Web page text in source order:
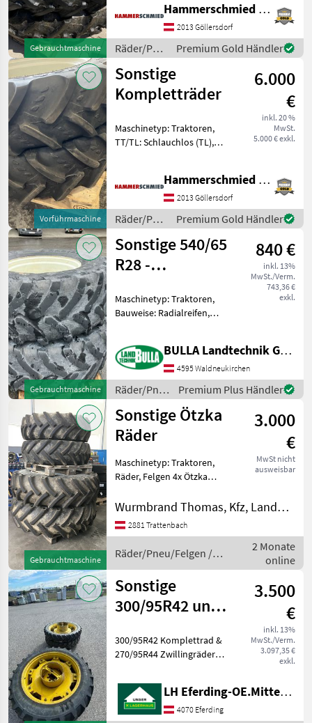
Gebrauchtmaschine
gebrauchte Kompletträder
Pflegeräder 9, 5-38 Pirelli
40% auf Fixfelgen
Hammerschmied GmbH
2013 Göllersdorf
Räder/Pneu/Felgen
/ Sonstige
Premium Gold Händler
Vorführmaschine
Sonstige
Kompletträder
6.000
€
inkl. 20 %
MwSt.
5.000 € exkl.
Maschinetyp: Traktoren,
TT/TL: Schlauchlos (TL),
Kompletträder passend zu
Lindner Geotrac, Lintrac
vorne 280/85R28 Klebe
Hammerschmied GmbH
2013 Göllersdorf
Räder/Pneu/Felgen
/ Sonstige
Premium Gold Händler
Gebrauchtmaschine
Sonstige 540/65
R28 -
STEYR CVT
840 €
inkl. 13%
MwSt./Verm.
743,36 €
exkl.
Maschinetyp: Traktoren,
Bauweise: Radialreifen,
Kompletträder für
Winterdienst + für STEYR
CVT - ab Baujahr 2012 bis
2026
BULLA Landtechnik GmbH Ersatzteile
4595 Waldneukirchen
Räder/Pneu/Felgen
/ Sonstige
Premium Plus Händler
Gebrauchtmaschine
Sonstige Ötzka
Räder
3.000
€
MwSt nicht
ausweisbar
Maschinetyp: Traktoren,
Räder, Felgen 4x Ötzka
verstärkter Forstfelgen
4-34 Profiltiefe: 100%
Wurmbrand Thomas, Kfz, Landmaschinen, Reparatur
2881 Trattenbach
Räder/Pneu/Felgen /
Sonstige
2 Monate
online
Sonstige
300/95R42 und
3.500
€
inkl. 13%
MwSt./Verm.
3.097,35 €
exkl.
300/95R42 Komplettrad &
270/95R44 Zwillingräder
Traktorräder
LH Eferding-OE.Mitte, Eferding
4070 Eferding